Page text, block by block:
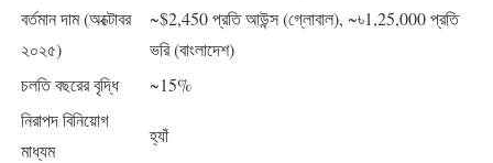
বর্তমান দাম (অক্টোবর
২০২৫)
~$2,450 প্রতি আউন্স (গ্লোবাল), ~৳1,25,000 প্রতি
ভরি (বাংলাদেশ)
চলতি বছরের বৃদ্ধি
~15%
নিরাপদ বিনিয়োগ
মাধ্যম
হ্যাঁ